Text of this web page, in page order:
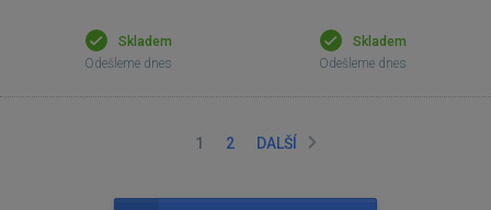
Skladem
Odešleme dnes
Skladem
Odešleme dnes
1 2 DALŠÍ